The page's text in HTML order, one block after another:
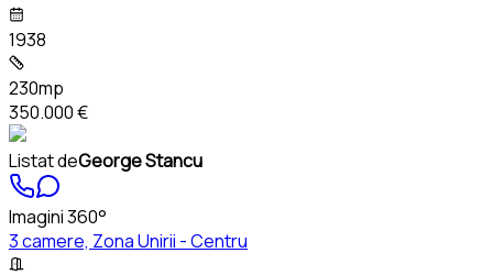
1938
230mp
350.000 €
Listat deGeorge Stancu
Imagini 360°
3 camere, Zona Unirii - Centru